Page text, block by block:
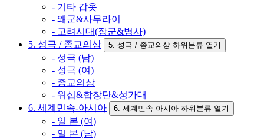
- 기타 갑옷
- 왜군&사무라이
- 고려시대(장군&병사)
5. 성극 / 종교의상
5. 성극 / 종교의상 하위분류 열기
- 성극 (남)
- 성극 (여)
- 종교의상
- 워십&합창단&성가대
6. 세계민속-아시아
6. 세계민속-아시아 하위분류 열기
- 일 본 (여)
- 일 본 (남)